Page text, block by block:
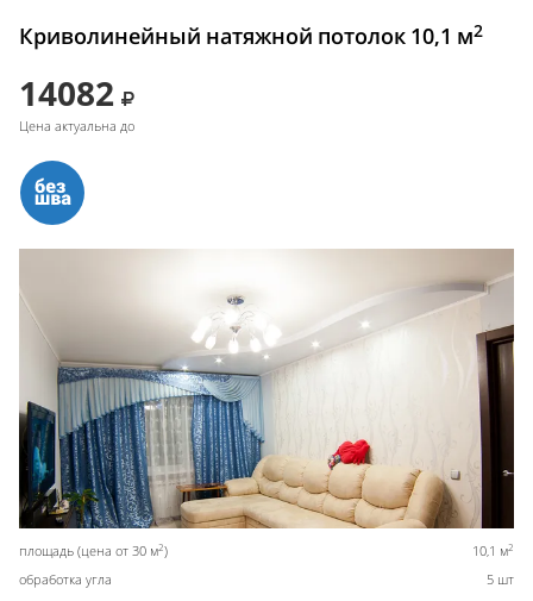
Криволинейный натяжной потолок 10,1 м2
14082
Цена актуальна до
площадь (цена от 30 м2) 10,1 м2
обработка угла 5 шт